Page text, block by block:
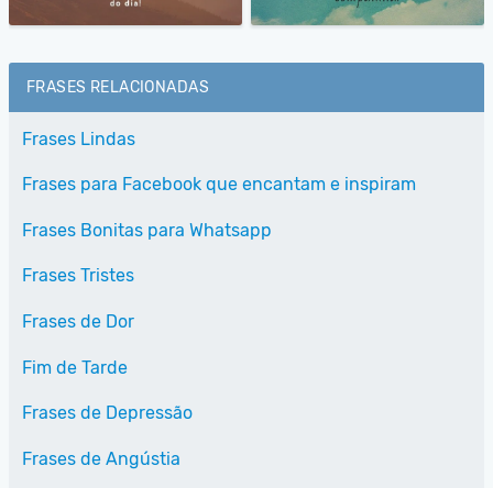
FRASES RELACIONADAS
Frases Lindas
Frases para Facebook que encantam e inspiram
Frases Bonitas para Whatsapp
Frases Tristes
Frases de Dor
Fim de Tarde
Frases de Depressão
Frases de Angústia